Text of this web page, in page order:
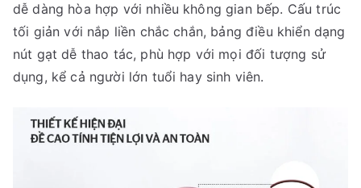
dễ dàng hòa hợp với nhiều không gian bếp. Cấu trúc
tối giản với nắp liền chắc chắn, bảng điều khiển dạng
nút gạt dễ thao tác, phù hợp với mọi đối tượng sử
dụng, kể cả người lớn tuổi hay sinh viên.